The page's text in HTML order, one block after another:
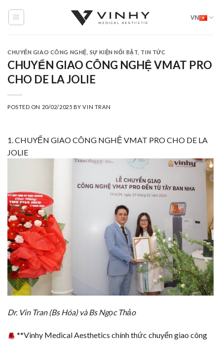
VN
CHUYỂN GIAO CÔNG NGHỆ SỰ KIỆN NỔI BẬT TIN TỨC
CHUYỂN GIAO CÔNG NGHỆ VMAT PRO
CHO DE LA JOLIE
POSTED ON 20/02/2025 BYVIN TRAN
1. CHUYỂN GIAO CÔNG NGHỆ VMAT PROCHO DE LA
JOLIE
Dr. Vin Tran (Bs Hóa) và Bs Ngọc Thảo
**Vinhy Medical Aesthetics chính thức chuyển giao công